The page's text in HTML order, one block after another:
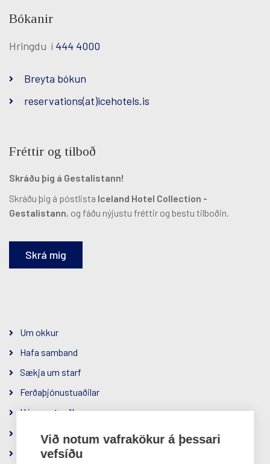
Bókanir
Hringdu í 444 4000
Breyta bókun
reservations(at)icehotels.is
Fréttir og tilboð
Skráðu þig á Gestalistann!
Skráðu þig á póstlista Iceland Hotel Collection -
Gestalistann, og fáðu nýjustu fréttir og bestu tilboðin.
Skrá mig
Um okkur
Hafa samband
Sækja um starf
Ferðaþjónustuaðilar
Hópamatseðlar
Samfélagsábyrgð
Um félagið
Við notum vafrakökur á þessari
vefsíðu